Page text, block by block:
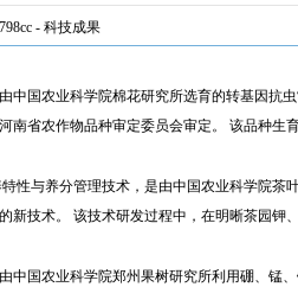
- 科技成果
中国农业科学院棉花研究所选育的转基因抗
南省农作物品种审定委员会审定。 该品种生育
性与养分管理技术，是由中国农业科学院
新技术。 该技术研发过程中，在明晰茶园钾
中国农业科学院郑州果树研究所利用硼、锰